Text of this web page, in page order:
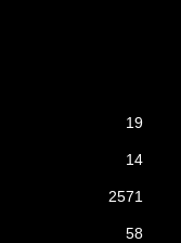
19
14
2571
58